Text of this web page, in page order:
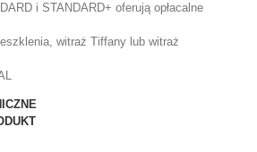
i STANDARD+ oferują opłacalne
witraż Tiffany lub witraż